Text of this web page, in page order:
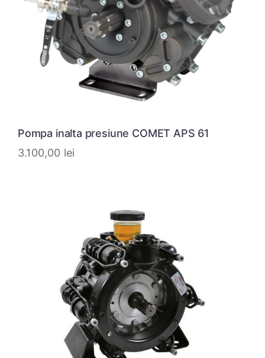
Pompa inalta presiune COMET APS 61
3.100,00 lei